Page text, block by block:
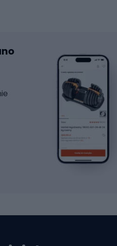
Tašky na bicykel
Svetlá na bicykli
Sedadlá pre bicykle
Zámky na bicykle
Batohy na bicykel
Časti bicyklov